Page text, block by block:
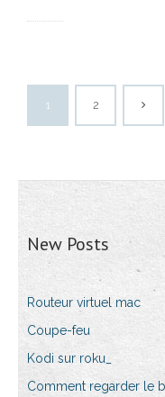
1 2
New Posts
Routeur virtuel mac
Coupe-feu
Kodi sur roku_
Comment regarder le